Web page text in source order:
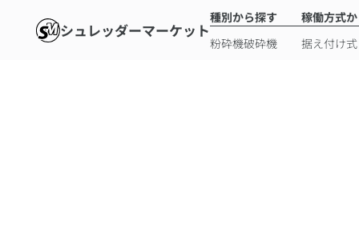
シュレッダーマーケット
種別から探す
粉砕機破砕機
稼働方式
据え付け式